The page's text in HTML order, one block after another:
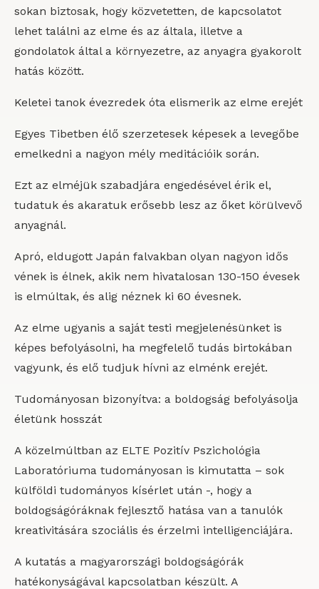
sokan biztosak, hogy közvetetten, de kapcsolatot
lehet találni az elme és az általa, illetve a
gondolatok által a környezetre, az anyagra gyakorolt
hatás között.
Keletei tanok évezredek óta elismerik az elme erejét
Egyes Tibetben élő szerzetesek képesek a levegőbe
emelkedni a nagyon mély meditációik során.
Ezt az elméjük szabadjára engedésével érik el,
tudatuk és akaratuk erősebb lesz az őket körülvevő
anyagnál.
Apró, eldugott Japán falvakban olyan nagyon idős
vének is élnek, akik nem hivatalosan 130-150 évesek
is elmúltak, és alig néznek ki 60 évesnek.
Az elme ugyanis a saját testi megjelenésünket is
képes befolyásolni, ha megfelelő tudás birtokában
vagyunk, és elő tudjuk hívni az elménk erejét.
Tudományosan bizonyítva: a boldogság befolyásolja
életünk hosszát
A közelmúltban az ELTE Pozitív Pszichológia
Laboratóriuma tudományosan is kimutatta – sok
külföldi tudományos kísérlet után -, hogy a
boldogságóráknak fejlesztő hatása van a tanulók
kreativitására szociális és érzelmi intelligenciájára.
A kutatás a magyarországi boldogságórák
hatékonyságával kapcsolatban készült. A